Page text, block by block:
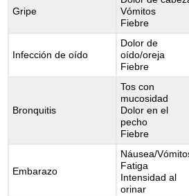
Gripe
Vómitos
Fiebre
Infección de oído
Dolor de
oído/oreja
Fiebre
Bronquitis
Tos con
mucosidad
Dolor en el
pecho
Fiebre
Embarazo
Náusea/
Fatiga
Intensidad al
orinar